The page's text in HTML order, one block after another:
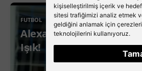
kişiselleştirilmiş içerik ve
sitesi trafiğimizi analiz etmek
geldiğini anlamak için
teknolojilerini kullanıyoruz.
FUTBOL
Alexandre Nübel’den
Işık!